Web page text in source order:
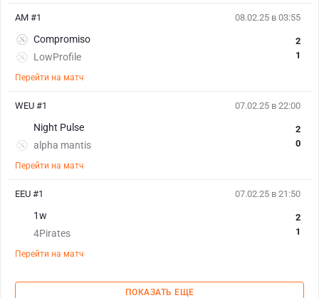
08.02.25 в 03:55
Compromiso
LowProfile
2
1
Перейти на матч
AM #1
07.02.25 в 22:00
Night Pulse
alpha mantis
2
0
Перейти на матч
WEU #1
07.02.25 в 21:50
1w
4Pirates
2
1
Перейти на матч
EEU #1
ПОКАЗАТЬ ЕЩЕ